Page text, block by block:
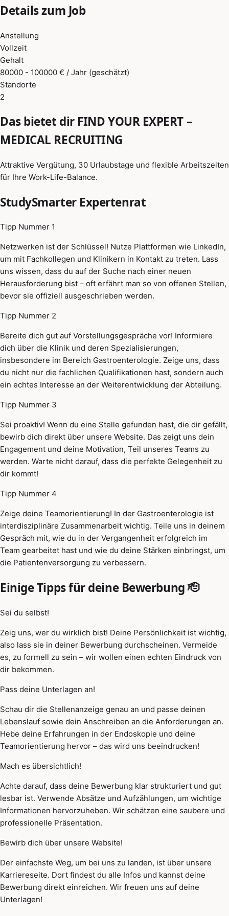
Details zum Job
Anstellung
Vollzeit
Gehalt
80000 - 100000 € / Jahr (geschätzt)
Standorte
2
Das bietet dir FIND YOUR EXPERT –
MEDICAL RECRUITING
Attraktive Vergütung, 30 Urlaubstage und flexible Arbeitszeiten
für Ihre Work-Life-Balance.
StudySmarter Expertenrat
Tipp Nummer 1
Netzwerken ist der Schlüssel! Nutze Plattformen wie LinkedIn,
um mit Fachkollegen und Klinikern in Kontakt zu treten. Lass
uns wissen, dass du auf der Suche nach einer neuen
Herausforderung bist – oft erfährt man so von offenen Stellen,
bevor sie offiziell ausgeschrieben werden.
Tipp Nummer 2
Bereite dich gut auf Vorstellungsgespräche vor! Informiere
dich über die Klinik und deren Spezialisierungen,
insbesondere im Bereich Gastroenterologie. Zeige uns, dass
du nicht nur die fachlichen Qualifikationen hast, sondern auch
ein echtes Interesse an der Weiterentwicklung der Abteilung.
Tipp Nummer 3
Sei proaktiv! Wenn du eine Stelle gefunden hast, die dir gefällt,
bewirb dich direkt über unsere Website. Das zeigt uns dein
Engagement und deine Motivation, Teil unseres Teams zu
werden. Warte nicht darauf, dass die perfekte Gelegenheit zu
dir kommt!
Tipp Nummer 4
Zeige deine Teamorientierung! In der Gastroenterologie ist
interdisziplinäre Zusammenarbeit wichtig. Teile uns in deinem
Gespräch mit, wie du in der Vergangenheit erfolgreich im
Team gearbeitet hast und wie du deine Stärken einbringst, um
die Patientenversorgung zu verbessern.
Einige Tipps für deine Bewerbung 🫡
Sei du selbst!
Zeig uns, wer du wirklich bist! Deine Persönlichkeit ist wichtig,
also lass sie in deiner Bewerbung durchscheinen. Vermeide
es, zu formell zu sein – wir wollen einen echten Eindruck von
dir bekommen.
Pass deine Unterlagen an!
Schau dir die Stellenanzeige genau an und passe deinen
Lebenslauf sowie dein Anschreiben an die Anforderungen an.
Hebe deine Erfahrungen in der Endoskopie und deine
Teamorientierung hervor – das wird uns beeindrucken!
Mach es übersichtlich!
Achte darauf, dass deine Bewerbung klar strukturiert und gut
lesbar ist. Verwende Absätze und Aufzählungen, um wichtige
Informationen hervorzuheben. Wir schätzen eine saubere und
professionelle Präsentation.
Bewirb dich über unsere Website!
Der einfachste Weg, um bei uns zu landen, ist über unsere
Karriereseite. Dort findest du alle Infos und kannst deine
Bewerbung direkt einreichen. Wir freuen uns auf deine
Unterlagen!